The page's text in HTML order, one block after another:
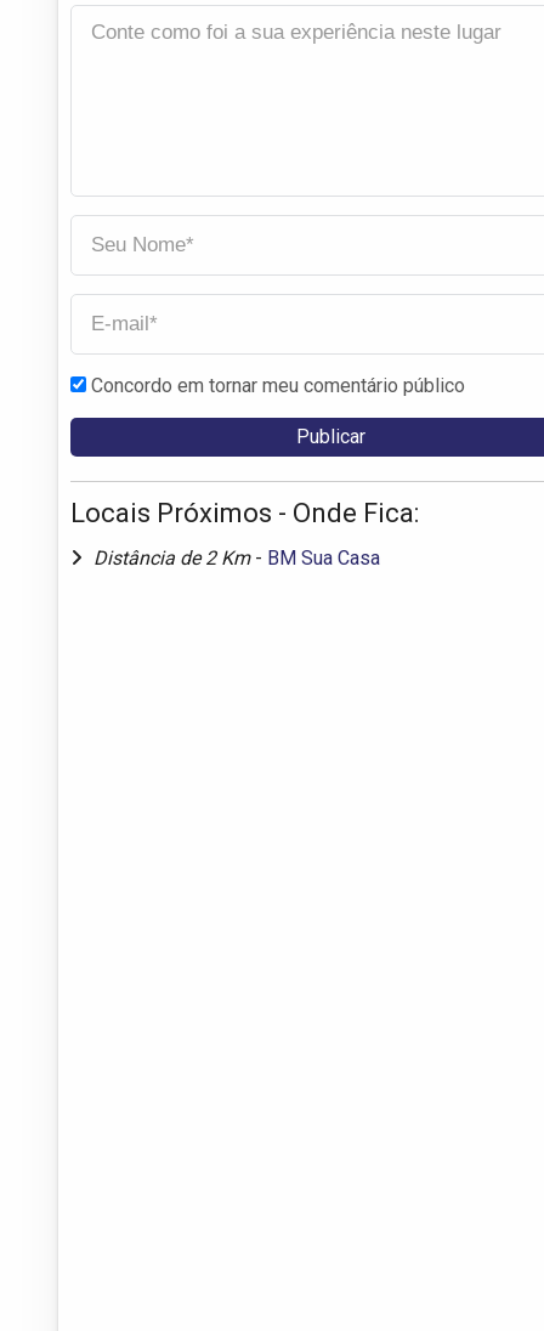
Concordo em tornar meu comentário público
Locais Próximos - Onde Fica:
Distância de 2 Km - BM Sua Casa